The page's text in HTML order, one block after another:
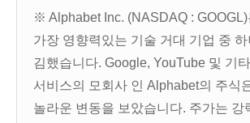
※ Alphabet Inc. (NASDAQ : GOOGL)
가장 영향력있는 기술 거대 기업 중 하
김했습니다. Google, YouTube 및 기
서비스의 모회사 인 Alphabet의 주식
놀라운 변동을 보았습니다. 주가는 강